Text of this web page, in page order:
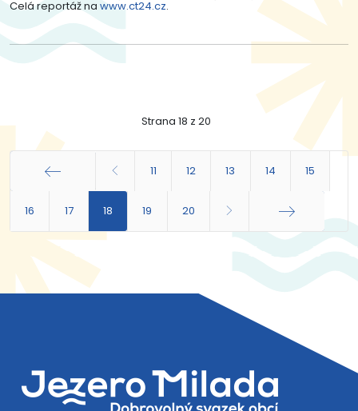
Celá reportáž na www.ct24.cz.
Strana 18 z 20
Začátek
11 12 13 14 15
16 17 18 19 20